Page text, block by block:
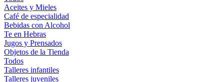
Aceites y Mieles
Café de especialidad
Bebidas con Alcohol
Te en Hebras
Jugos y Prensados
Objetos de la Tienda
Todos
Talleres infantiles
Talleres juveniles